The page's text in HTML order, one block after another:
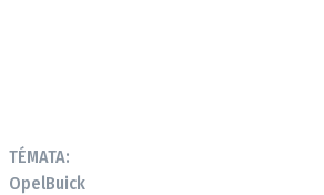
TÉMATA:
OpelBuick